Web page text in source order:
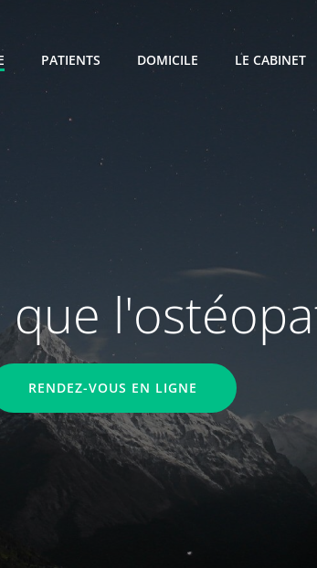
PATIENTS DOMICILE LE CABINET
RENDEZ-VOUS EN LIGNE